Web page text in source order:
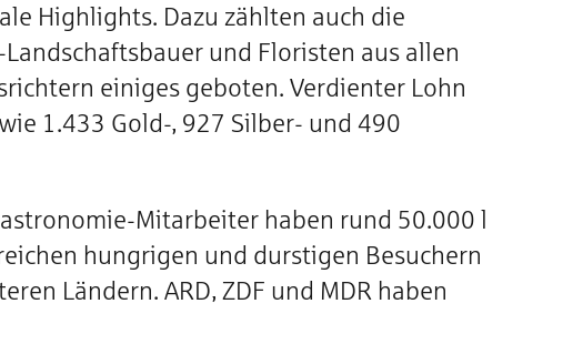
Highlights. Dazu zählten auch die
und Floristen aus allen
einiges geboten. Verdienter Lohn
1.433 Gold-, 927 Silber- und 490
Mitarbeiter haben rund 50.000 l
hungrigen und durstigen Besuchern
Ländern. ARD, ZDF und MDR haben